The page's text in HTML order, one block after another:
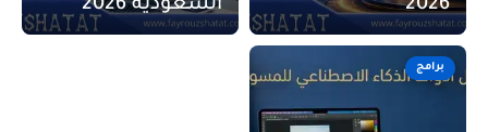
2026
السعودية 2026
برامج